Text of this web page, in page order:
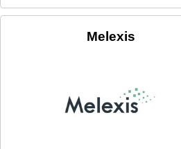
Melexis